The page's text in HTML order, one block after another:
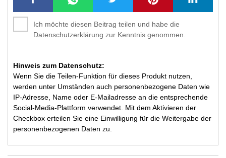
Ich möchte diesen Beitrag teilen und habe die
Datenschutzerklärung zur Kenntnis genommen.
Hinweis zum Datenschutz:
Wenn Sie die Teilen-Funktion für dieses Produkt nutzen,
werden unter Umständen auch personenbezogene Daten wie
IP-Adresse, Name oder E-Mailadresse an die entsprechende
Social-Media-Plattform verwendet. Mit dem Aktivieren der
Checkbox erteilen Sie eine Einwilligung für die Weitergabe der
personenbezogenen Daten zu.